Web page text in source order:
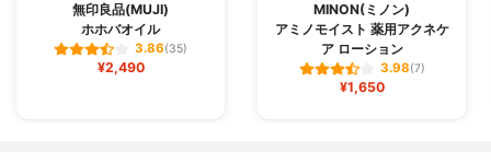
無印良品(MUJI)
ホホバオイル
3.86(35)
¥2,490
MINON(ミノン)
アミノモイスト 薬用アクネケ
ア ローション
3.98(7)
¥1,650